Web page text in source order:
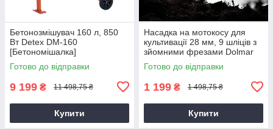
Бетонозмішувач 160 л, 850
Вт Detex DM-160
[Бетономішалка]
Готово до відправки
9 199 ₴ 11 498,75 ₴
Купити
Насадка на мотокосу для
культивації 28 мм, 9 шліців з
зйомними фрезами Dolmar
9T28
Готово до відправки
1 199 ₴ 1 498,75 ₴
Купити